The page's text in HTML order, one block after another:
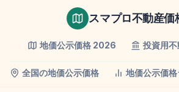
スマプロ不動産価
地価公示価格 2026 投資用
全国の地価公示価格 地価公示価